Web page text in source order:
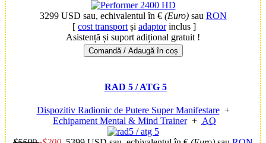
3299 USD sau, echivalentul în € (Euro)sau RON
[ cost transport și adaptorinclus ]
Asistență și suport adițional gratuit !
Comandă / Adaugă în coș
RAD 5 / ATG 5
Dispozitiv Radionic de Putere Super Manifestare+
Echipament Mental & Mind Trainer+ AO